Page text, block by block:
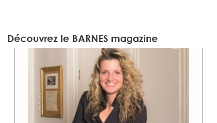
Découvrez le BARNES magazine